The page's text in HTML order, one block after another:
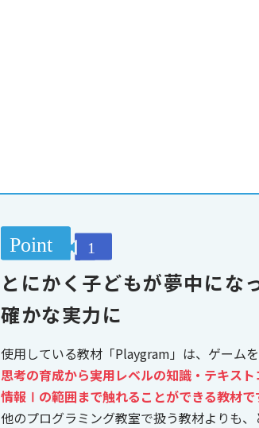
とにかく子どもが夢中にな
確かな実力に
使用している教材「Playgram」は、ゲーム
思考の育成から実用レベルの知識・テキス
情報Ⅰの範囲まで触れることができる教材で
他のプログラミング教室で扱う教材よりも